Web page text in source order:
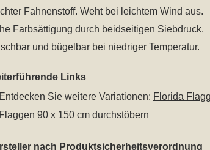
Fahnenstoff. Weht bei leichtem Wind aus.
Farbsättigung durch beidseitigen Siebdruck.
und bügelbar bei niedriger Temperatur.
Links
Entdecken Sie weitere Variationen: Florida
Flaggen 90 x 150 cmdurchstöbern
nach Produktsicherheitsverordnung